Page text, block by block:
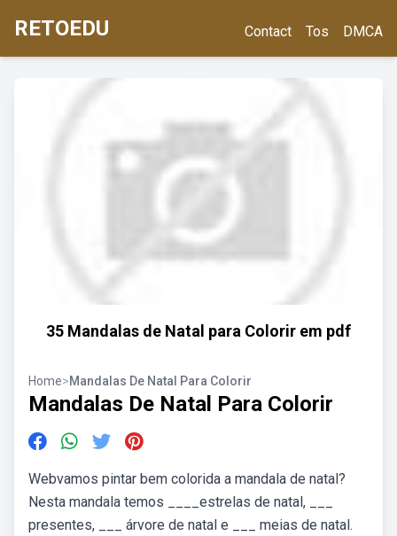
RETOEDU Contact Tos DMCA
35 Mandalas de Natal para Colorir em pdf
Home>Mandalas De Natal Para Colorir
Mandalas De Natal Para Colorir
Webvamos pintar bem colorida a mandala de natal?
Nesta mandala temos ____estrelas de natal, ___
presentes, ___ árvore de natal e ___ meias de natal.